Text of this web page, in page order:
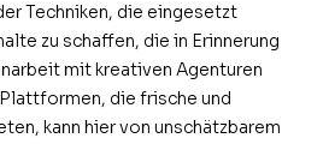
Techniken, die eingesetzt
zu schaffen, die in Erinnerung
mit kreativen Agenturen
die frische und
kann hier von unschätzbarem